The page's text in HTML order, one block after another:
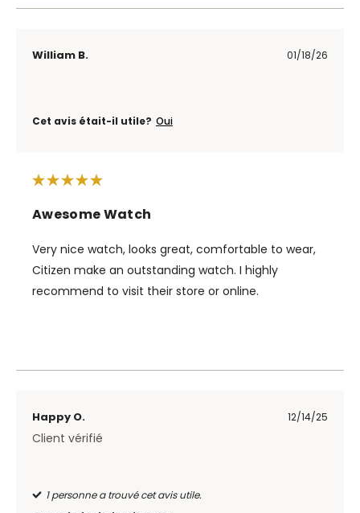
William B. 01/18/26
Cet avis était-il utile? Oui
Awesome Watch
Very nice watch, looks great, comfortable to wear,
Citizen make an outstanding watch. I highly
recommend to visit their store or online.
Happy O. 12/14/25
Client vérifié
1 personne a trouvé cet avis utile.